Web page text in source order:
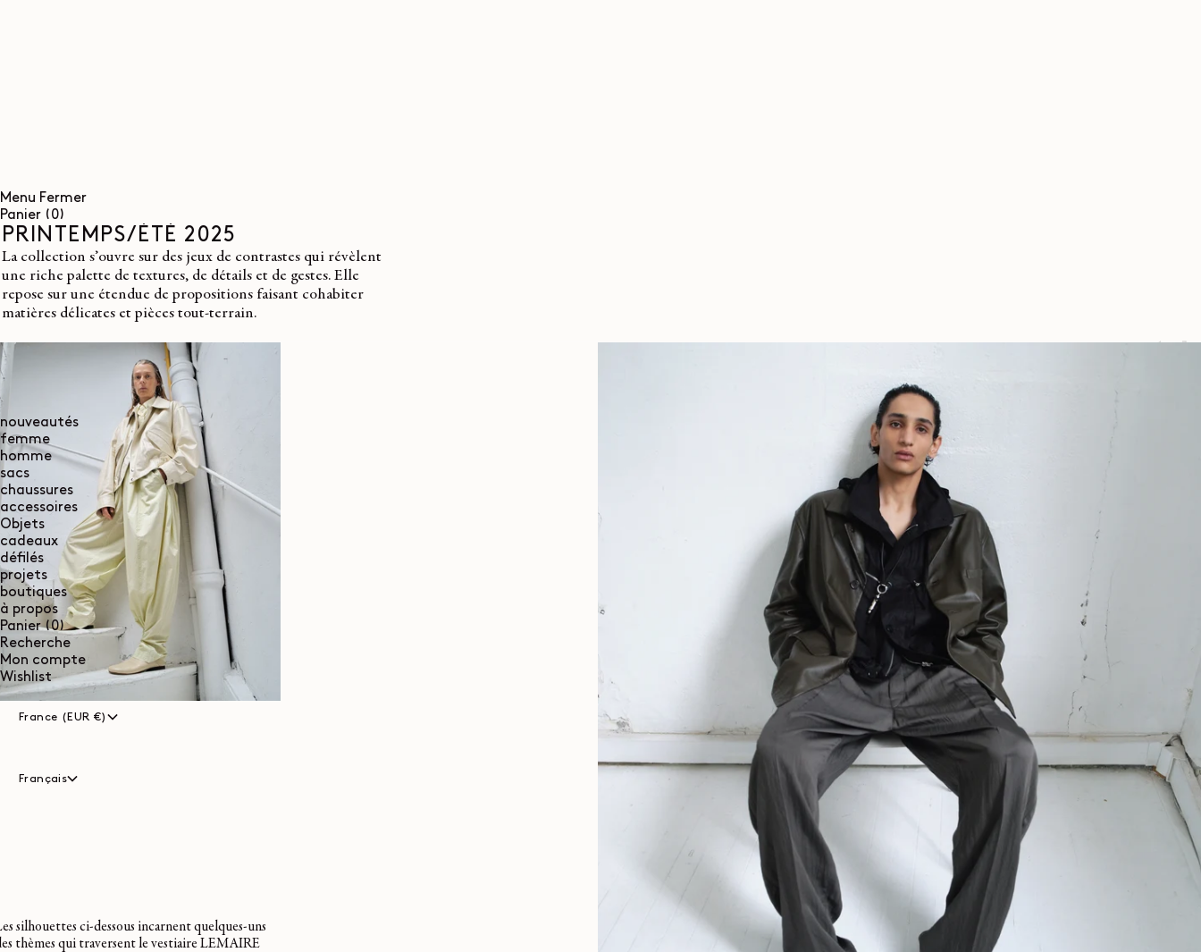
Menu Fermer
Panier (0)
article
nouveautés
femme
homme
sacs
chaussures
accessoires
Objets
cadeaux
défilés
projets
boutiques
à propos
Panier (0)0
article
Recherche
Mon compte
Wishlist
France (EUR €)
Français
PRINTEMPS/ÉTÉ 2025
La collection s’ouvre sur des jeux de contrastes qui révèlent
une riche palette de textures, de détails et de gestes. Elle
repose sur une étendue de propositions faisant cohabiter
matières délicates et pièces tout-terrain.
silhouettes ci-dessous incarnent quelques-uns
thèmes qui traversent le vestiaire LEMAIRE